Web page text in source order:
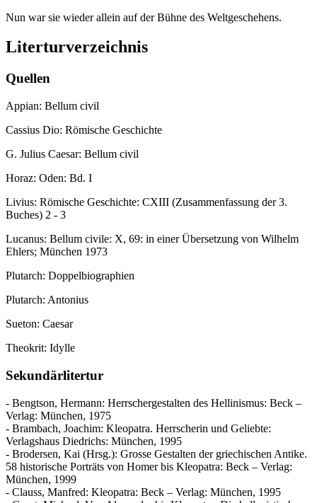
Nun war sie wieder allein auf der Bühne des Weltgeschehens.
Literturverzeichnis
Quellen
Appian: Bellum civil
Cassius Dio: Römische Geschichte
G. Julius Caesar: Bellum civil
Horaz: Oden: Bd. I
Livius: Römische Geschichte: CXIII (Zusammenfassung der 3.
Buches) 2 - 3
Lucanus: Bellum civile: X, 69: in einer Übersetzung von Wilhelm
Ehlers; München 1973
Plutarch: Doppelbiographien
Plutarch: Antonius
Sueton: Caesar
Theokrit: Idylle
Sekundärlitertur
- Bengtson, Hermann: Herrschergestalten des Hellinismus: Beck –
Verlag: München, 1975
- Brambach, Joachim: Kleopatra. Herrscherin und Geliebte:
Verlagshaus Diedrichs: München, 1995
- Brodersen, Kai (Hrsg.): Grosse Gestalten der griechischen Antike.
58 historische Porträts von Homer bis Kleopatra: Beck – Verlag:
München, 1999
- Clauss, Manfred: Kleopatra: Beck – Verlag: München, 1995